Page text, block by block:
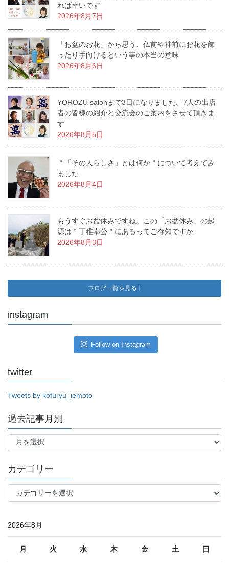
れば幸いです
2026年8月7日
「お盆のお花」から思う、仏前や神前にお花を飾
ったり手向けるという事の本当の意味
2026年8月6日
YOROZU salonまで3日になりました。7人の出店
者の皆様の紹介と交流会のご案内をさせて頂きま
す
2026年8月5日
＂「その人らしさ」とは何か＂について考えてみ
ました
2026年8月4日
もうすぐお盆休みですね。この「お盆休み」の起
源は＂丁稚奉公＂にあるってご存知ですか
2026年8月3日
ブログ一覧を見る
instagram
Follow on Instagram
twitter
Tweets by kofuryu_iemoto
過去記事月別
過
事
別
カテゴリー
テ
リ
2026年8月
月 火 水 木 金 土 日